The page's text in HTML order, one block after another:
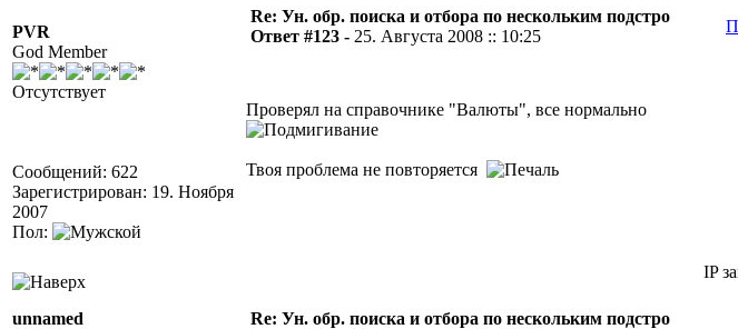
PVR
God Member
Отсутствует
Сообщений: 622
Зарегистрирован: 19. Ноября
2007
Пол:
Re: Ун. обр. поиска и отбора по нескольким подстро
Ответ #123 - 25. Августа 2008 :: 10:25
Проверял на справочнике "Валюты", все нормально
Твоя проблема не повторяется
IP
unnamed
Re: Ун. обр. поиска и отбора по нескольким подстро